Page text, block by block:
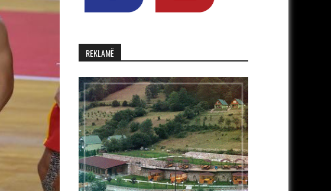
REKLAMË